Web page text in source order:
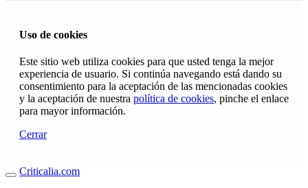
Uso de cookies
Este sitio web utiliza cookies para que usted tenga la mejor
experiencia de usuario. Si continúa navegando está dando su
consentimiento para la aceptación de las mencionadas cookies
y la aceptación de nuestra política de cookies, pinche el enlace
para mayor información.
Cerrar
Criticalia.com